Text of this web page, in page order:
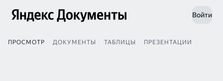
Войти
ПРОСМОТР ДОКУМЕНТЫ ТАБЛИЦЫ ПРЕЗЕНТАЦИИ